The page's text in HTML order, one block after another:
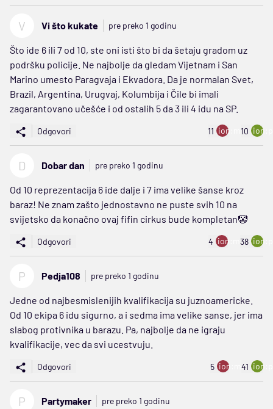
V Vi što kukate pre preko 1 godinu
Što ide 6 ili 7 od 10, ste oni isti što bi da šetaju gradom uz
podršku policije. Ne najbolje da gledam Vijetnam i San
Marino umesto Paragvaja i Ekvadora. Da je normalan Svet,
Brazil, Argentina, Urugvaj, Kolumbija i Čile bi imali
zagarantovano učešće i od ostalih 5 da 3 ili 4 idu na SP.
Odgovori 11 ion:minus
10
D Dobar dan pre preko 1 godinu
Od 10 reprezentacija 6 ide dalje i 7 ima velike šanse kroz
baraz! Ne znam zašto jednostavno ne puste svih 10 na
svijetsko da konačno ovaj fifin cirkus bude kompletan🤡
Odgovori 4 ion:minus
38
P Pedja108 pre preko 1 godinu
Jedne od najbesmislenijih kvalifikacija su juznoamericke.
Od 10 ekipa 6 idu sigurno, a i sedma ima velike sanse, jer ima
slabog protivnika u barazu. Pa, najbolje da ne igraju
kvalifikacije, vec da svi ucestvuju.
Odgovori 5 ion:minus
41
P Partymaker pre preko 1 godinu